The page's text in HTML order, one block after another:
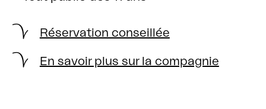
Réservation conseillée
En savoir plus sur la compagnie